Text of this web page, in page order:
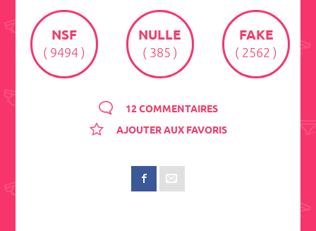
NSF
( 9494 )
NULLE
( 385 )
FAKE
( 2562 )
12 COMMENTAIRES
AJOUTER AUX FAVORIS